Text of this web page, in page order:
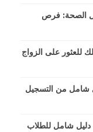
الصحة: فرص
تعارف في 2025: دليلك للعثور على الزواج
في إسبانيا 2025: دليل شامل من التسجيل
الدراسة في الصين لعام 2025: دليل شامل للطلاب